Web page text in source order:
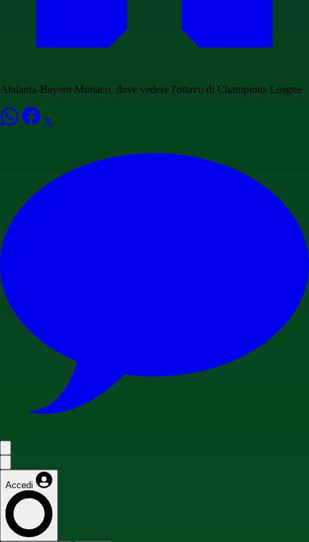
Atalanta-Bayern Monaco, dove vedere l'ottavo di Champions League
Accedi